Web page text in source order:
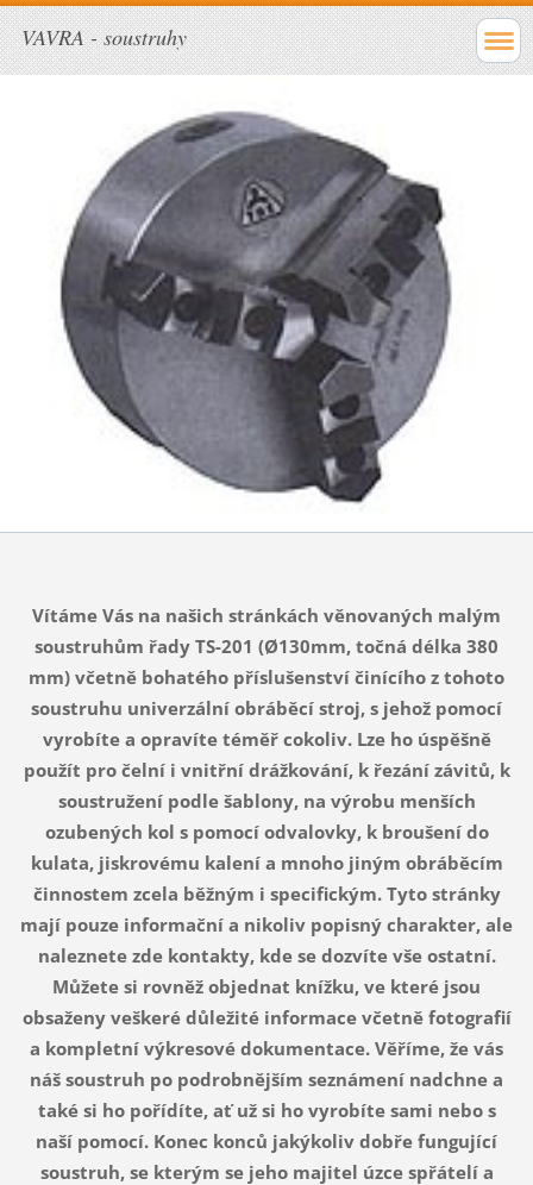
VAVRA - soustruhy
Vítáme Vás na našich stránkách věnovaných malým
soustruhům řady TS-201 (Ø130mm, točná délka 380
mm) včetně bohatého příslušenství činícího z tohoto
soustruhu univerzální obráběcí stroj, s jehož pomocí
vyrobíte a opravíte téměř cokoliv. Lze ho úspěšně
použít pro čelní i vnitřní drážkování, k řezání závitů, k
soustružení podle šablony, na výrobu menších
ozubených kol s pomocí odvalovky, k broušení do
kulata, jiskrovému kalení a mnoho jiným obráběcím
činnostem zcela běžným i specifickým. Tyto stránky
mají pouze informační a nikoliv popisný charakter, ale
naleznete zde kontakty, kde se dozvíte vše ostatní.
Můžete si rovněž objednat knížku, ve které jsou
obsaženy veškeré důležité informace včetně fotografií
a kompletní výkresové dokumentace. Věříme, že vás
náš soustruh po podrobnějším seznámení nadchne a
také si ho pořídíte, ať už si ho vyrobíte sami nebo s
naší pomocí. Konec konců jakýkoliv dobře fungující
soustruh, se kterým se jeho majitel úzce spřátelí a